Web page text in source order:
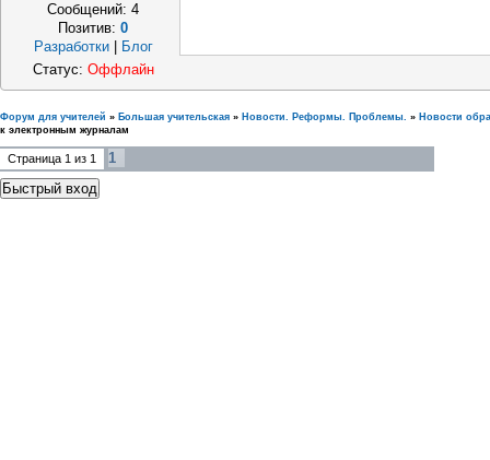
Сообщений:4
Позитив:0
Разработки
Блог
Статус: Оффлайн
Форум для учителей » Большая учительская » Новости. Реформы. Проблемы. » Новости
к электронным журналам
Страница 1 из 1 1